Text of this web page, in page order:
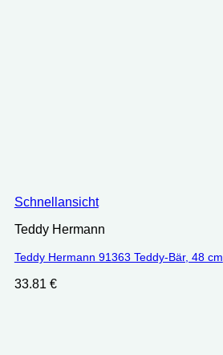
Schnellansicht
Teddy Hermann
Teddy Hermann 91363 Teddy-Bär, 48 cm
33.81 €